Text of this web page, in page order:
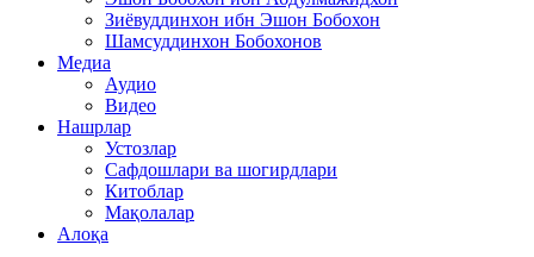
Зиёвуддинхон ибн Эшон Бобохон
Шамсуддинхон Бобохонов
Медиа
Аудио
Видео
Нашрлар
Устозлар
Сафдошлари ва шогирдлари
Китоблар
Мақолалар
Алоқа